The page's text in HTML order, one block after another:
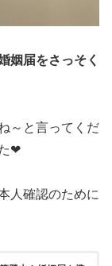
姻届をさっそく
～と言ってくだ
❤
人確認のために